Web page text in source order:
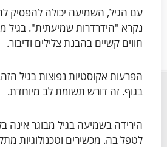
עם הגיל, השמיעה יכולה להפסיק
נקרא "הידרדרות שמיעתית". בגיל
חווים קשיים בהבנת צלילים ודיבור.
הפרעות אקוסטיות נפוצות בגיל
בגוף. זה דורש תשומת לב מיוחדת.
הירידה בשמיעה בגיל מבוגר אינה
לטפל בה. מכשירים וטכנולוגיות